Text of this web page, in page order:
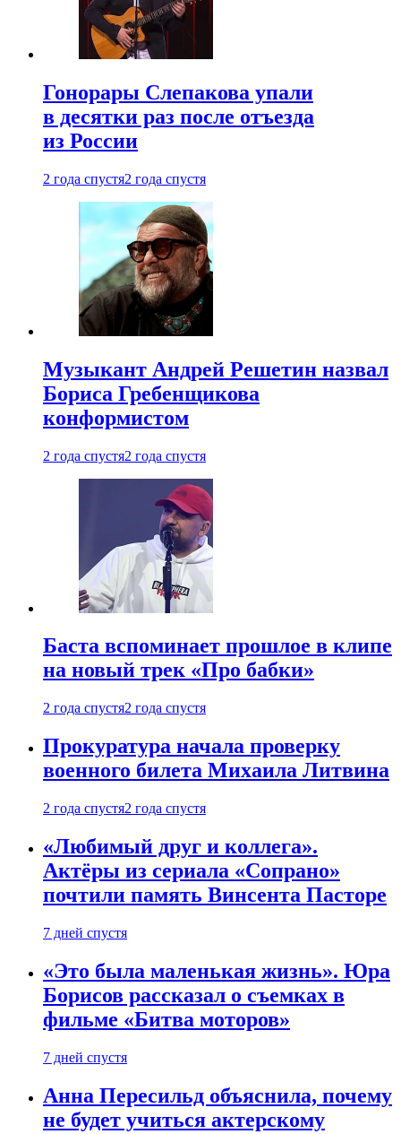
Гонорары Слепакова упали
в десятки раз после отъезда
из России
2 года спустя2 года спустя
Музыкант Андрей Решетин назвал
Бориса Гребенщикова
конформистом
2 года спустя2 года спустя
Баста вспоминает прошлое в клипе
на новый трек «Про бабки»
2 года спустя2 года спустя
Прокуратура начала проверку
военного билета Михаила Литвина
2 года спустя2 года спустя
«Любимый друг и коллега».
Актёры из сериала «Сопрано»
почтили память Винсента Пасторе
7 дней спустя
«Это была маленькая жизнь». Юра
Борисов рассказал о съемках в
фильме «Битва моторов»
7 дней спустя
Анна Пересильд объяснила, почему
не будет учиться актерскому